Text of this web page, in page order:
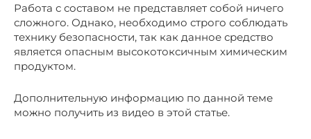
Работа с составом не представляет собой ничего
сложного. Однако, необходимо строго соблюдать
технику безопасности, так как данное средство
является опасным высокотоксичным химическим
продуктом.
Дополнительную информацию по данной теме
можно получить из видео в этой статье.